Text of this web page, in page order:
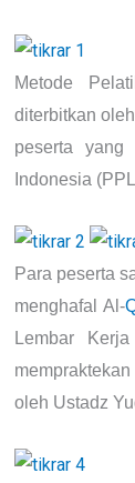
Metode
diterbitkan
peserta yang
Indonesia
Para peserta
menghafal Al-
Lembar
oleh Ustadz